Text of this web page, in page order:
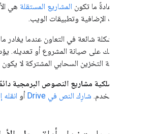
الويب. وعادةً ما تكون المشاريع المستقلة
التطبيقات الإضافية وتطبيقات الويب.
تحدث مشكلة شائعة في التعاون عندما
عدم قدرتك على صيانة المشروع أو تعديله.
في مساحة التخزين السحابي المشتركة لا
مشاركة ملكية مشاريع النصوص البرمجية
هذا المستخدم. شارِك النص في Drive أو